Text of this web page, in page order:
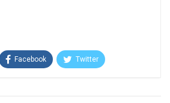
Facebook Twitter